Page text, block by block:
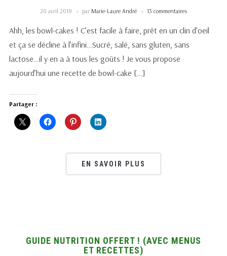
20 avril 2018 par Marie-Laure André 13 commentaires
Ahh, les bowl-cakes ! C’est facile à faire, prêt en un clin d’oeil
et ça se décline à l’infini…Sucré, salé, sans gluten, sans
lactose…il y en a à tous les goûts ! Je vous propose
aujourd’hui une recette de bowl-cake […]
Partager :
EN SAVOIR PLUS
GUIDE NUTRITION OFFERT ! (AVEC MENUS
ET RECETTES)